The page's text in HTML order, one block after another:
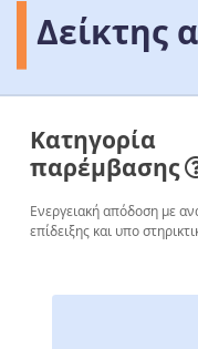
Δείκτης
Κατηγορία
παρέμβασης
Ενεργειακή απόδοση με
επίδειξης και υπο­